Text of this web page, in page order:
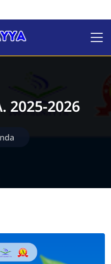
Pekanbaru
2025-2026